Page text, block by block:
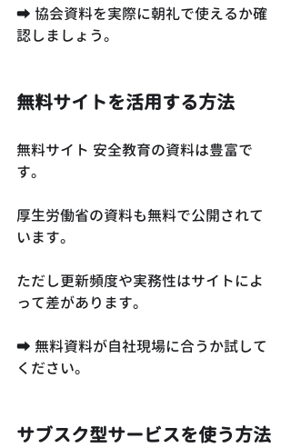
➡ 協会資料を実際に朝礼で使えるか確
認しましょう。
無料サイトを活用する方法
無料サイト 安全教育の資料は豊富で
す。
厚生労働省の資料も無料で公開されて
います。
ただし更新頻度や実務性はサイトによ
って差があります。
➡ 無料資料が自社現場に合うか試して
ください。
サブスク型サービスを使う方法